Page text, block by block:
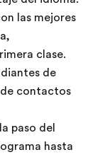
las mejores
clase.
de
contactos
paso del
hasta